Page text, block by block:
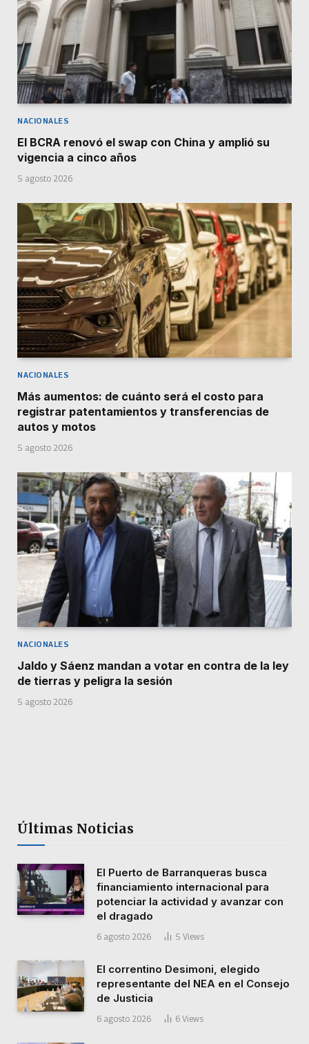
NACIONALES
El BCRA renovó el swap con China y amplió su
vigencia a cinco años
5 agosto 2026
NACIONALES
Más aumentos: de cuánto será el costo para
registrar patentamientos y transferencias de
autos y motos
5 agosto 2026
NACIONALES
Jaldo y Sáenz mandan a votar en contra de la ley
de tierras y peligra la sesión
5 agosto 2026
Últimas Noticias
El Puerto de Barranqueras busca
financiamiento internacional para
potenciar la actividad y avanzar con
el dragado
6 agosto 2026 5 Views
El correntino Desimoni, elegido
representante del NEA en el Consejo
de Justicia
6 agosto 2026 6 Views